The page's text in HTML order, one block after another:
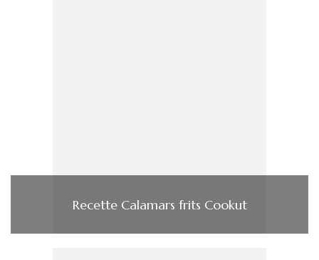
Recette Calamars frits Cookut